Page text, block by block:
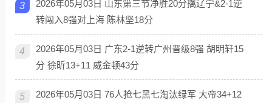
3
2026年05月03日 山东第三节净胜20分擒辽宁&2-1逆
转闯入8强对上海 陈林坚18分
4
2026年05月03日 广东2-1逆转广州晋级8强 胡明轩15
分 徐昕13+11 威金顿43分
5
2026年05月03日 76人抢七黑七淘汰绿军 大帝34+12